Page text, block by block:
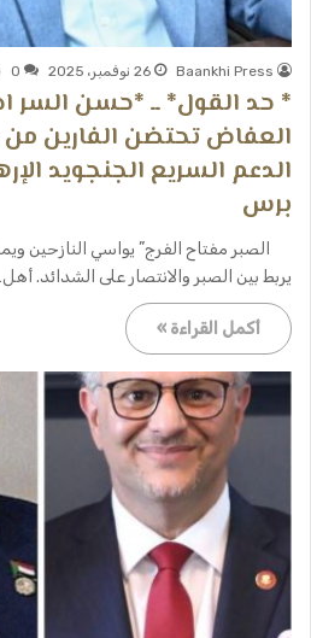
Baankhi Press 26 نوفمبر، 2025 0
* حد القول* ــ *حسن السر
العفاض تحتضن الفارين
الدعم السريع الجنجويد
برس
الصبر مفتاح الفرج” يواسي النازحين
يربط بين الصبر والانتصار على الشدائد.
أكمل القراءة »